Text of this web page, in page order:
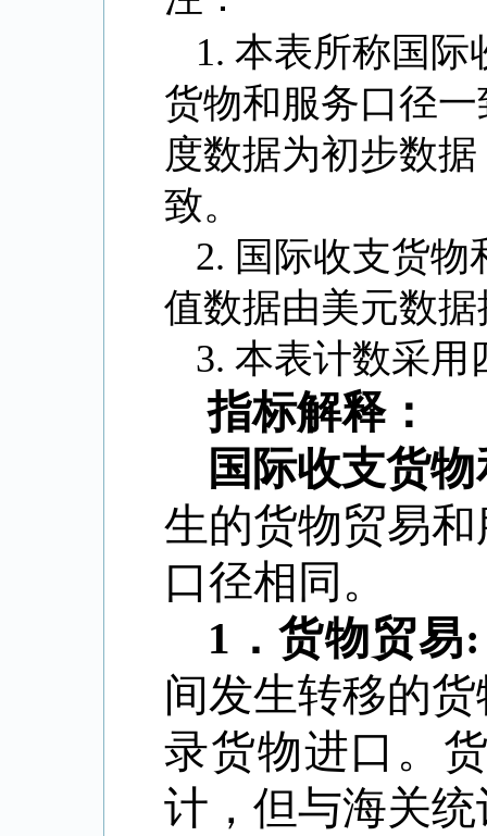
1.本表所称国际
货物和服务口径
度数据为初步数
致。
2. 国际收支货
值数据由美元数
3.本表计数采用
指标解释：
国际收支货
生的货物贸易
口径相同。
1 ．货物贸易:
间发生转移的
录货物进口。
计，但与海关